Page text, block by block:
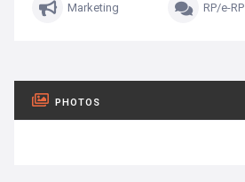
Marketing RP/e-RP
PHOTOS